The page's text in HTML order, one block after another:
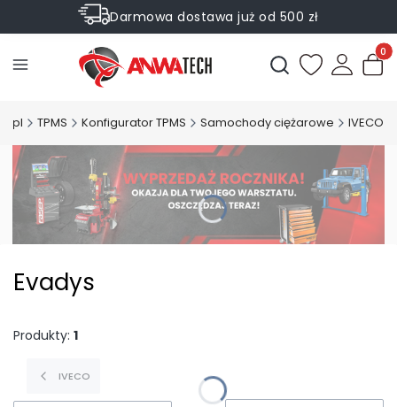
Darmowa dostawa już od 500 zł
Sprawdź Rabaty na wybrane produkty
Otwórz
TPMS Konfigurator TPMS Samochody ciężarowe IVECO
Evadys
Produkty: 1
IVECO